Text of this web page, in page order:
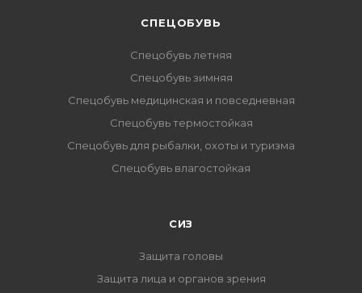
CПЕЦОБУВЬ
Спецобувь летняя
Спецобувь зимняя
Спецобувь медицинская и повседневная
Спецобувь термостойкая
Спецобувь для рыбалки, охоты и туризма
Спецобувь влагостойкая
СИЗ
Защита головы
Защита лица и органов зрения